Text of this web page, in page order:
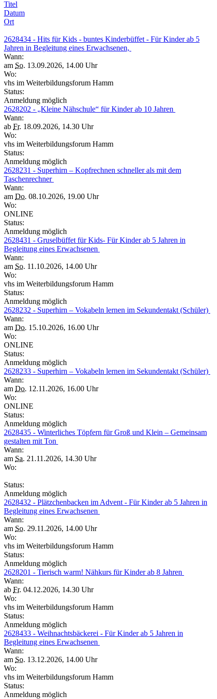
Titel
Datum
Ort
2628434 - Hits für Kids - buntes Kinderbüffet - Für Kinder ab 5
Jahren in Begleitung eines Erwachsenen,
Wann:
am So. 13.09.2026, 14.00 Uhr
Wo:
vhs im Weiterbildungsforum Hamm
Status:
Anmeldung möglich
2628202 - „Kleine Nähschule“ für Kinder ab 10 Jahren
Wann:
ab Fr. 18.09.2026, 14.30 Uhr
Wo:
vhs im Weiterbildungsforum Hamm
Status:
Anmeldung möglich
2628231 - Superhirn – Kopfrechnen schneller als mit dem
Taschenrechner
Wann:
am Do. 08.10.2026, 19.00 Uhr
Wo:
ONLINE
Status:
Anmeldung möglich
2628431 - Gruselbüffet für Kids- Für Kinder ab 5 Jahren in
Begleitung eines Erwachsenen
Wann:
am So. 11.10.2026, 14.00 Uhr
Wo:
vhs im Weiterbildungsforum Hamm
Status:
Anmeldung möglich
2628232 - Superhirn – Vokabeln lernen im Sekundentakt (Schüler)
Wann:
am Do. 15.10.2026, 16.00 Uhr
Wo:
ONLINE
Status:
Anmeldung möglich
2628233 - Superhirn – Vokabeln lernen im Sekundentakt (Schüler)
Wann:
am Do. 12.11.2026, 16.00 Uhr
Wo:
ONLINE
Status:
Anmeldung möglich
2628435 - Winterliches Töpfern für Groß und Klein – Gemeinsam
gestalten mit Ton
Wann:
am Sa. 21.11.2026, 14.30 Uhr
Wo:
Status:
Anmeldung möglich
2628432 - Plätzchenbacken im Advent - Für Kinder ab 5 Jahren in
Begleitung eines Erwachsenen
Wann:
am So. 29.11.2026, 14.00 Uhr
Wo:
vhs im Weiterbildungsforum Hamm
Status:
Anmeldung möglich
2628201 - Tierisch warm! Nähkurs für Kinder ab 8 Jahren
Wann:
ab Fr. 04.12.2026, 14.30 Uhr
Wo:
vhs im Weiterbildungsforum Hamm
Status:
Anmeldung möglich
2628433 - Weihnachtsbäckerei - Für Kinder ab 5 Jahren in
Begleitung eines Erwachsenen
Wann:
am So. 13.12.2026, 14.00 Uhr
Wo:
vhs im Weiterbildungsforum Hamm
Status:
Anmeldung möglich